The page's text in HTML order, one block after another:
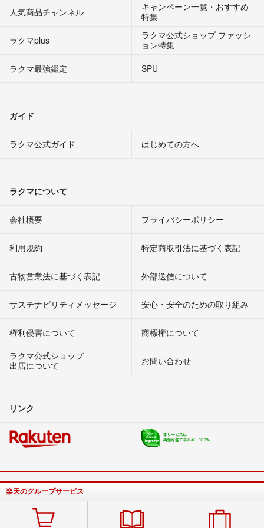
人気商品チャンネル
キャンペーン一覧・おすすめ
特集
ラクマplus
ラクマ公式ショップ ファッシ
ョン特集
ラクマ最強鑑定
SPU
ガイド
ラクマ公式ガイド はじめての方へ
ラクマについて
会社概要 プライバシーポリシー
利用規約 特定商取引法に基づく表記
古物営業法に基づく表記 外部送信について
サステナビリティメッセージ 安心・安全のための取り組み
権利侵害について
商標権について
ラクマ公式ショップ
出店について
お問い合わせ
リンク
楽天のグループサービス